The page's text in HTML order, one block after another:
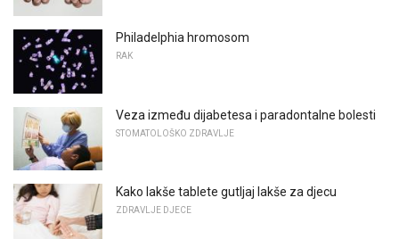
Philadelphia hromosom
RAK
Veza između dijabetesa i paradontalne bolesti
STOMATOLOŠKO ZDRAVLJE
Kako lakše tablete gutljaj lakše za djecu
ZDRAVLJE DJECE